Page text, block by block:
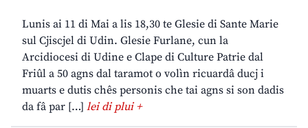
Lunis ai 11 di Mai a lis 18,30 te Glesie di Sante Marie
sul Cjiscjel di Udin. Glesie Furlane, cun la
Arcidiocesi di Udine e Clape di Culture Patrie dal
Friûl a 50 agns dal taramot o volìn ricuardâ ducj i
muarts e dutis chês personis che tai agns si son dadis
da fâ par […] lei di plui +